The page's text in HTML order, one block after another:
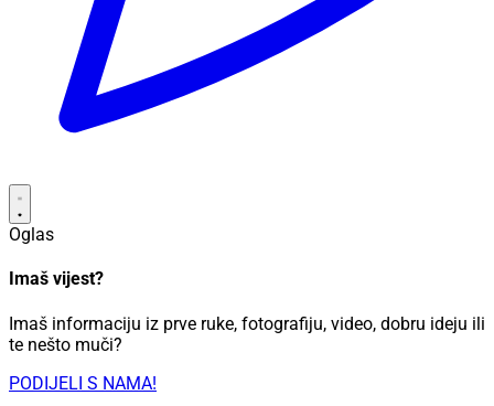
Oglas
Imaš vijest?
Imaš informaciju iz prve ruke, fotografiju, video, dobru ideju ili
te nešto muči?
PODIJELI S NAMA!